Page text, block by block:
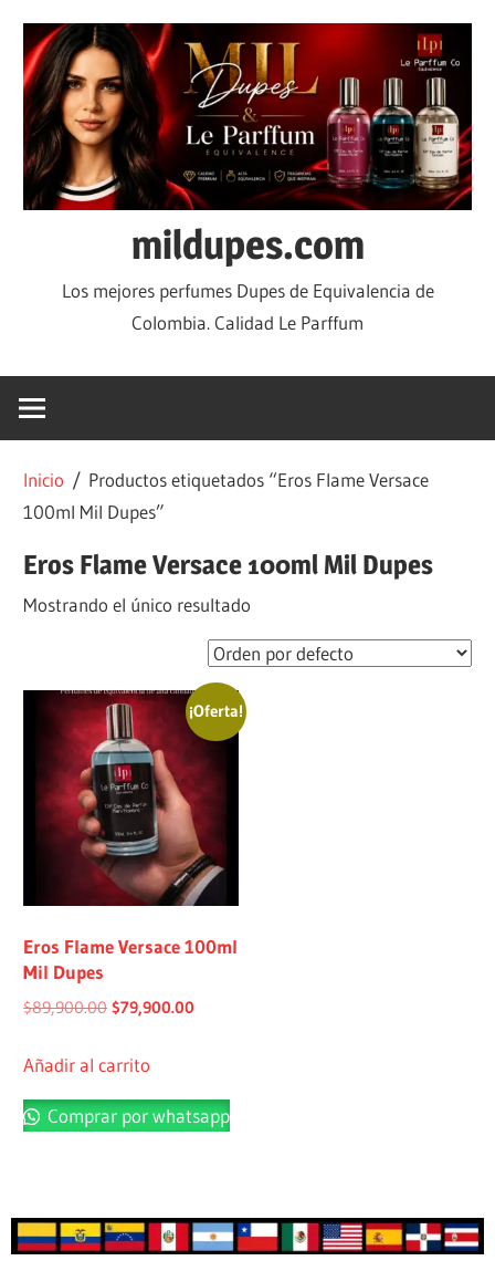
mildupes.com
Los mejores perfumes Dupes de Equivalencia de
Colombia. Calidad Le Parffum
Inicio / Productos etiquetados “Eros Flame Versace
100ml Mil Dupes”
Eros Flame Versace 100ml Mil Dupes
Mostrando el único resultado
¡Oferta!
Eros Flame Versace 100ml
Mil Dupes
$89,900.00 $79,900.00
Añadir al carrito
Comprar por whatsapp